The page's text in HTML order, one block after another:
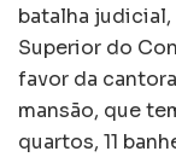
batalha
Superior do
favor da
mansão, que
quartos, 11